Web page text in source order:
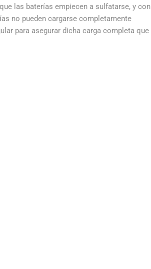
las baterías empiecen a sulfatarse, y con
no pueden cargarse completamente
para asegurar dicha carga completa que